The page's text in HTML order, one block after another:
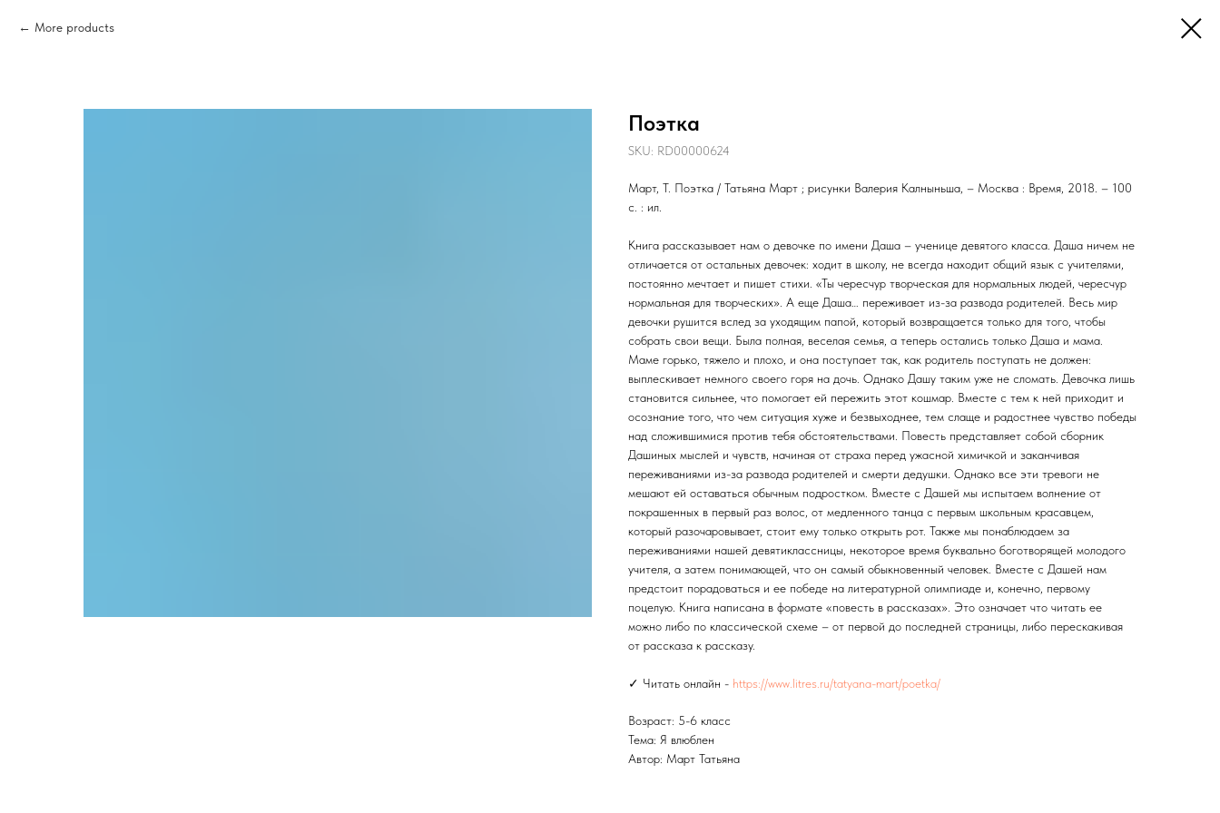
More products
Поэтка
SKU: RD00000624
Март, Т. Поэтка / Татьяна Март ; рисунки Валерия Калныньша, – Москва : Время, 2018. – 100
с. : ил.
Книга рассказывает нам о девочке по имени Даша – ученице девятого класса. Даша ничем не
отличается от остальных девочек: ходит в школу, не всегда находит общий язык с учителями,
постоянно мечтает и пишет стихи. «Ты чересчур творческая для нормальных людей, чересчур
нормальная для творческих». А еще Даша… переживает из-за развода родителей. Весь мир
девочки рушится вслед за уходящим папой, который возвращается только для того, чтобы
собрать свои вещи. Была полная, веселая семья, а теперь остались только Даша и мама.
Маме горько, тяжело и плохо, и она поступает так, как родитель поступать не должен:
выплескивает немного своего горя на дочь. Однако Дашу таким уже не сломать. Девочка лишь
становится сильнее, что помогает ей пережить этот кошмар. Вместе с тем к ней приходит и
осознание того, что чем ситуация хуже и безвыходнее, тем слаще и радостнее чувство победы
над сложившимися против тебя обстоятельствами. Повесть представляет собой сборник
Дашиных мыслей и чувств, начиная от страха перед ужасной химичкой и заканчивая
переживаниями из-за развода родителей и смерти дедушки. Однако все эти тревоги не
мешают ей оставаться обычным подростком. Вместе с Дашей мы испытаем волнение от
покрашенных в первый раз волос, от медленного танца с первым школьным красавцем,
который разочаровывает, стоит ему только открыть рот. Также мы понаблюдаем за
переживаниями нашей девятиклассницы, некоторое время буквально боготворящей молодого
учителя, а затем понимающей, что он самый обыкновенный человек. Вместе с Дашей нам
предстоит порадоваться и ее победе на литературной олимпиаде и, конечно, первому
поцелую. Книга написана в формате «повесть в рассказах». Это означает что читать ее
можно либо по классической схеме – от первой до последней страницы, либо перескакивая
от рассказа к рассказу.
✓ Читать онлайн - https://www.litres.ru/tatyana-mart/poetka/
Возраст: 5-6 класс
Тема: Я влюблен
Автор: Март Татьяна